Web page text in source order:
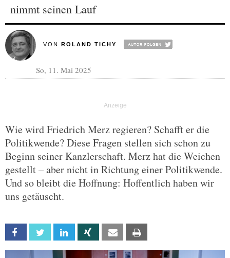
nimmt seinen Lauf
VON ROLAND TICHY
So, 11. Mai 2025
Wie wird Friedrich Merz regieren? Schafft er die
Politikwende? Diese Fragen stellen sich schon zu
Beginn seiner Kanzlerschaft. Merz hat die Weichen
gestellt – aber nicht in Richtung einer Politikwende.
Und so bleibt die Hoffnung: Hoffentlich haben wir
uns getäuscht.
Facebook Twitter Linkedin Xing Email